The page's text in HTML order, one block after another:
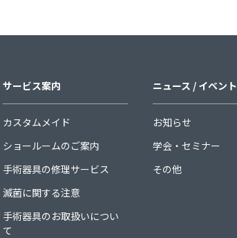
サービス案内
カスタムメイド
ショールームのご案内
手術器具の修理サービス
滅菌に関する注意
手術器具のお取扱いについ
て
ニュース / イベント
お知らせ
学会・セミナー
その他